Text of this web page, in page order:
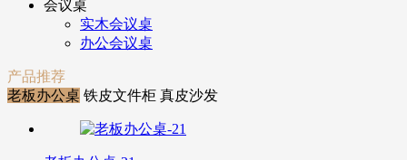
会议桌
实木会议桌
办公会议桌
产品推荐
老板办公桌 铁皮文件柜 真皮沙发